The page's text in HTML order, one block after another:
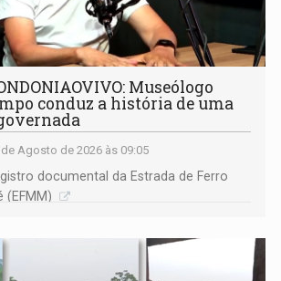
Museólogo
conduz a história de uma
de Agosto de 2026 às 09:05
documental da Estrada de Ferro
(EFMM)